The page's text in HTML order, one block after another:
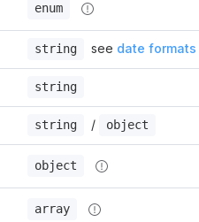
enum
string see date formats
string
string / object
object
array